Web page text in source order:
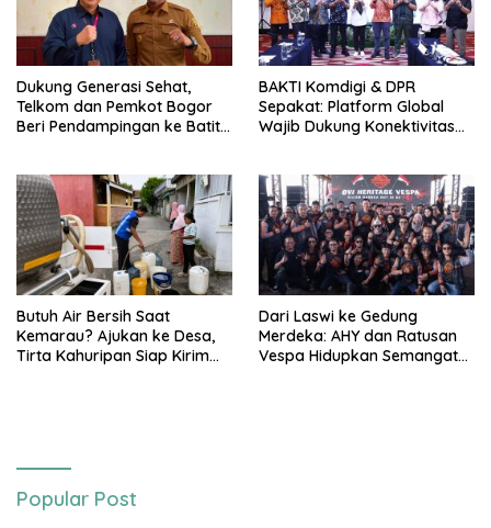
Dukung Generasi Sehat,
Telkom dan Pemkot Bogor
Beri Pendampingan ke Batita
BAKTI Komdigi & DPR
Sepakat: Platform Global
Wajib Dukung Konektivitas
Butuh Air Bersih Saat
Kemarau? Ajukan ke Desa,
Tirta Kahuripan Siap Kirim
Dari Laswi ke Gedung
Merdeka: AHY dan Ratusan
Vespa Hidupkan Semangat
Popular Post